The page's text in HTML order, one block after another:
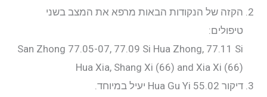
הקזה של הנקודות הבאות מרפא את המצב בשני
טיפולים:
San Zhong 77.05-07, 77.09 Si Hua Zhong, 77.11 Si
Hua Xia, Shang Xi (66) and Xia Xi (66)
דיקור 55.02 Hua Gu Yi יעיל במיוחד.